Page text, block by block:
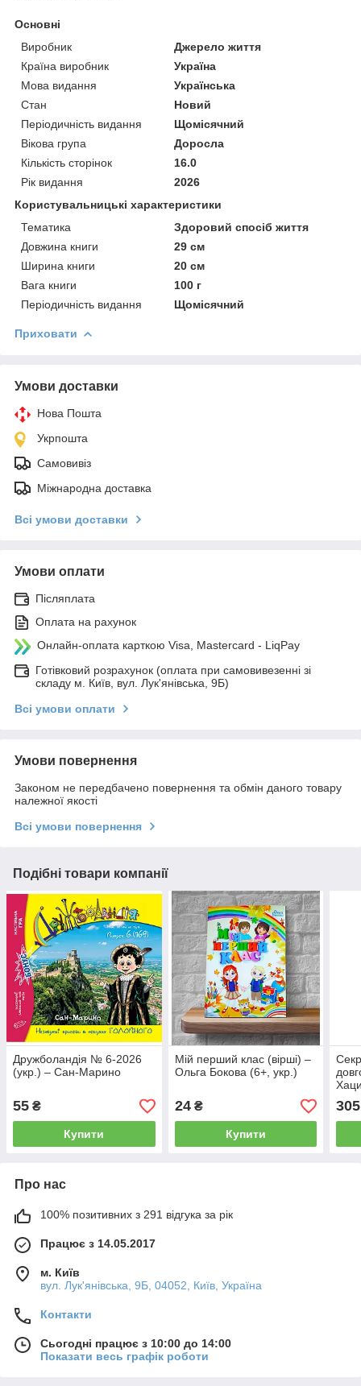
Основні
Виробник
Джерело життя
Країна виробник
Україна
Мова видання
Українська
Стан
Новий
Періодичність видання
Щомісячний
Вікова група
Доросла
Кількість сторінок
16.0
Рік видання
2026
Користувальницькі характеристики
Тематика
Здоровий спосіб життя
Довжина книги
29 см
Ширина книги
20 см
Вага книги
100 г
Періодичність видання
Щомісячний
Приховати
Умови доставки
Нова Пошта
Укрпошта
Самовивіз
Міжнародна доставка
Всі умови доставки
Умови оплати
Післяплата
Оплата на рахунок
Онлайн-оплата карткою Visa, Mastercard - LiqPay
Готівковий розрахунок (оплата при самовивезенні зі
складу м. Київ, вул. Лук'янівська, 9Б)
Всі умови оплати
Умови повернення
Законом не передбачено повернення та обмін даного товару
належної якості
Всі умови повернення
Подібні товари компанії
Дружболандія № 6-2026
(укр.) – Сан-Марино
55 ₴
Купити
Мій перший клас (вірші) –
Ольга Бокова (6+, укр.)
24₴
Купити
305
Про нас
100% позитивних з 291 відгука за рік
Працює з 14.05.2017
м. Київ
вул. Лук'янівська, 9Б, 04052, Київ, Україна
Контакти
Сьогодні працює з 10:00 до 14:00
Показати весь графік роботи